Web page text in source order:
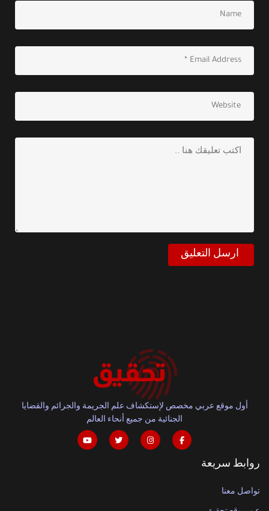
أول موقع عربي مخصص لإستكشاف علم الجريمة والجرائم والقضايا
الجنائية من جميع أنحاء العالم
روابط سريعة
تواصل معنا